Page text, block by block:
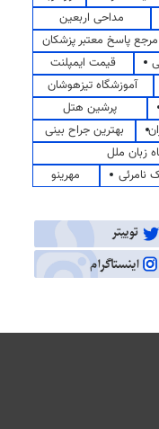
مداحی اربعین
مرجع پاسخ معتبر پزشکان
قیمت ایمپلنت
آموزشگاه تیزهوشان
پرشین هتل
بهترین جراح بینی
زبان ملل
نامرئی
مهرینو